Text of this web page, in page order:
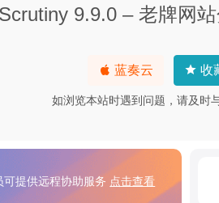
Scrutiny 9.9.0 – 老牌网
蓝奏云 收
如浏览本站时遇到问题，请及时
可提供远程协助服务 点击查看
– 强大的多音频制作播放工具 2020-
– 磁盘文件占用分析工具 2026-07-
2020 20.1.0 for Mac中文版-强大